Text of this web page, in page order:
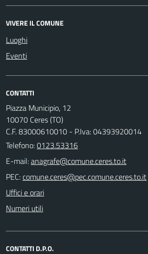
VIVERE IL COMUNE
Luoghi
Eventi
CONTATTI
Piazza Municipio, 12
10070 Ceres (TO)
C.F. 83000610010 - P.Iva: 04393920014
Telefono:0123.53316
E-mail:
PEC:
Uffici e orari
Numeri utili
CONTATTI D.P.O.